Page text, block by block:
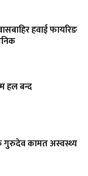
हवाई फायरिङ
हल बन्द
गुरुदेव कामत अस्वस्थ्य